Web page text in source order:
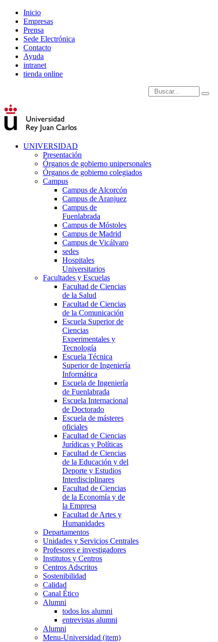
Inicio
Empresas
Prensa
Sede Electrónica
Contacto
Ayuda
intranet
tienda online
Introduce términos de
UNIVERSIDAD
Presentación
Órganos de gobierno unipersonales
Órganos de gobierno colegiados
Campus
Campus de Alcorcón
Campus de Aranjuez
Campus de
Fuenlabrada
Campus de Móstoles
Campus de Madrid
Campus de Vicálvaro
sedes
Hospitales
Universitarios
Facultades y Escuelas
Facultad de Ciencias
de la Salud
Facultad de Ciencias
de la Comunicación
Escuela Superior de
Ciencias
Experimentales y
Tecnología
Escuela Técnica
Superior de Ingeniería
Informática
Escuela de Ingeniería
de Fuenlabrada
Escuela Internacional
de Doctorado
Escuela de másteres
oficiales
Facultad de Ciencias
Jurídicas y Políticas
Facultad de Ciencias
de la Educación y del
Deporte y Estudios
Interdisciplinares
Facultad de Ciencias
de la Economía y de
la Empresa
Facultad de Artes y
Humanidades
Departamentos
Unidades y Servicios Centrales
Profesores e investigadores
Institutos y Centros
Centros Adscritos
Sostenibilidad
Calidad
Canal Ético
Alumni
todos los alumni
entrevistas alumni
Alumni
Menu-Universidad (item)